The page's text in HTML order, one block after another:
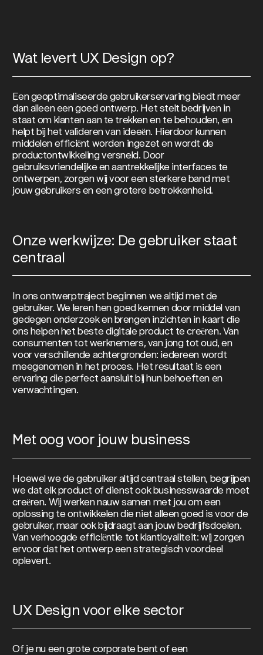
Wat levert UX Design op?
Een geoptimaliseerde gebruikerservaring biedt meer
dan alleen een goed ontwerp. Het stelt bedrijven in
staat om klanten aan te trekken en te behouden, en
helpt bij het valideren van ideeën. Hierdoor kunnen
middelen efficiënt worden ingezet en wordt de
productontwikkeling versneld. Door
gebruiksvriendelijke en aantrekkelijke interfaces te
ontwerpen, zorgen wij voor een sterkere band met
jouw gebruikers en een grotere betrokkenheid.
Onze werkwijze: De gebruiker staat
centraal
In ons ontwerptraject beginnen we altijd met de
gebruiker. We leren hen goed kennen door middel van
gedegen onderzoek en brengen inzichten in kaart die
ons helpen het beste digitale product te creëren. Van
consumenten tot werknemers, van jong tot oud, en
voor verschillende achtergronden: iedereen wordt
meegenomen in het proces. Het resultaat is een
ervaring die perfect aansluit bij hun behoeften en
verwachtingen.
Met oog voor jouw business
Hoewel we de gebruiker altijd centraal stellen, begrijpen
we dat elk product of dienst ook businesswaarde moet
creëren. Wij werken nauw samen met jou om een
oplossing te ontwikkelen die niet alleen goed is voor de
gebruiker, maar ook bijdraagt aan jouw bedrijfsdoelen.
Van verhoogde efficiëntie tot klantloyaliteit: wij zorgen
ervoor dat het ontwerp een strategisch voordeel
oplevert.
UX Design voor elke sector
Of je nu een grote corporate bent of een